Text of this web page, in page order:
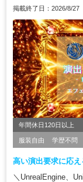
掲載終了日：2026/8/27
年間休日120日以上
服装自由 学歴不問
高い演出要求に応
＼UnrealEngine、